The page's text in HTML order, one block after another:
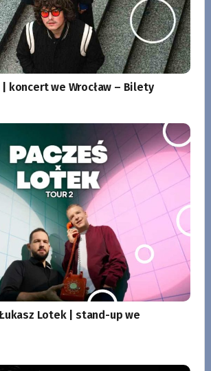
koncert we Wrocław – Bilety
Lotek | stand-up we